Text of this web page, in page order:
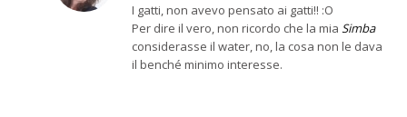
I gatti, non avevo pensato ai gatti!! :O
Per dire il vero, non ricordo che la mia Simba
considerasse il water, no, la cosa non le dava
il benché minimo interesse.